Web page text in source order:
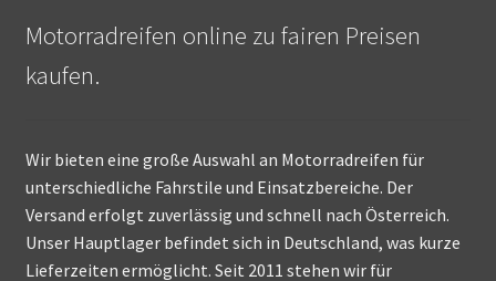
Motorradreifen online zu fairen Preisen
kaufen.
Wir bieten eine große Auswahl an Motorradreifen für
unterschiedliche Fahrstile und Einsatzbereiche. Der
Versand erfolgt zuverlässig und schnell nach Österreich.
Unser Hauptlager befindet sich in Deutschland, was kurze
Lieferzeiten ermöglicht. Seit 2011 stehen wir für